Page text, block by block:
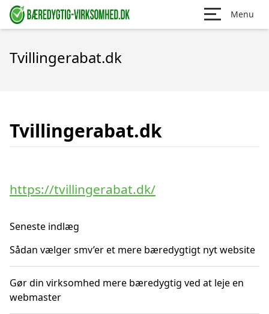
Menu
Tvillingerabat.dk
Tvillingerabat.dk
https://tvillingerabat.dk/
Seneste indlæg
Sådan vælger smv’er et mere bæredygtigt nyt website
Gør din virksomhed mere bæredygtig ved at leje en
webmaster